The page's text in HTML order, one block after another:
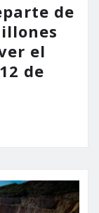
de
el
de